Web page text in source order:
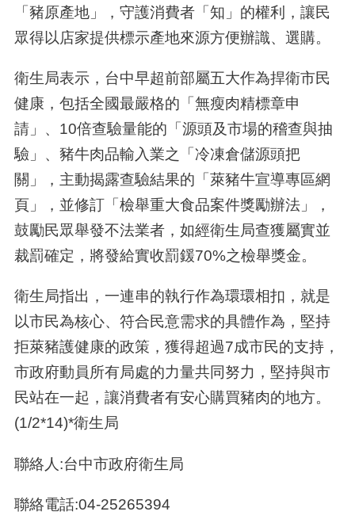
「豬原產地」，守護消費者「知」的權利，讓民
眾得以店家提供標示產地來源方便辦識、選購。
衛生局表示，台中早超前部屬五大作為捍衛市民
健康，包括全國最嚴格的「無瘦肉精標章申
請」、10倍查驗量能的「源頭及市場的稽查與抽
驗」、豬牛肉品輸入業之「冷凍倉儲源頭把
關」，主動揭露查驗結果的「萊豬牛宣導專區網
頁」，並修訂「檢舉重大食品案件獎勵辦法」，
鼓勵民眾舉發不法業者，如經衛生局查獲屬實並
裁罰確定，將發給實收罰鍰70%之檢舉獎金。
衛生局指出，一連串的執行作為環環相扣，就是
以市民為核心、符合民意需求的具體作為，堅持
拒萊豬護健康的政策，獲得超過7成市民的支持，
市政府動員所有局處的力量共同努力，堅持與市
民站在一起，讓消費者有安心購買豬肉的地方。
(1/2*14)*衛生局
聯絡人:台中市政府衛生局
聯絡電話:04-25265394